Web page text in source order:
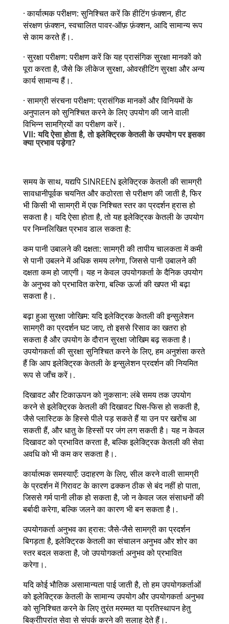
· कार्यात्मक परीक्षण: सुनिश्चित करें कि हीटिंग फ़ंक्शन, हीट
संरक्षण फ़ंक्शन, स्वचालित पावर-ऑफ़ फ़ंक्शन, आदि सामान्य रूप
से काम करते हैं।.
· सुरक्षा परीक्षण: परीक्षण करें कि यह प्रासंगिक सुरक्षा मानकों को
पूरा करता है, जैसे कि लीकेज सुरक्षा, ओवरहीटिंग सुरक्षा और अन्य
कार्य सामान्य हैं।.
· सामग्री संरचना परीक्षण: प्रासंगिक मानकों और विनियमों के
अनुपालन को सुनिश्चित करने के लिए उपयोग की जाने वाली
विभिन्न सामग्रियों का परीक्षण करें।.
Ⅶ: यदि ऐसा होता है, तो इलेक्ट्रिक केतली के उपयोग पर इसका
क्या प्रभाव पड़ेगा?
समय के साथ, यद्यपि SINREEN इलेक्ट्रिक केतली की सामग्री
सावधानीपूर्वक चयनित और कठोरता से परीक्षण की जाती है, फिर
भी किसी भी सामग्री में एक निश्चित स्तर का प्रदर्शन ह्रास हो
सकता है। यदि ऐसा होता है, तो यह इलेक्ट्रिक केतली के उपयोग
पर निम्नलिखित प्रभाव डाल सकता है:
कम पानी उबालने की दक्षता: सामग्री की तापीय चालकता में कमी
से पानी उबलने में अधिक समय लगेगा, जिससे पानी उबालने की
दक्षता कम हो जाएगी। यह न केवल उपयोगकर्ता के दैनिक उपयोग
के अनुभव को प्रभावित करेगा, बल्कि ऊर्जा की खपत भी बढ़ा
सकता है।.
बढ़ा हुआ सुरक्षा जोखिम: यदि इलेक्ट्रिक केतली की इन्सुलेशन
सामग्री का प्रदर्शन घट जाए, तो इससे रिसाव का खतरा हो
सकता है और उपयोग के दौरान सुरक्षा जोखिम बढ़ सकता है।
उपयोगकर्ता की सुरक्षा सुनिश्चित करने के लिए, हम अनुशंसा करते
हैं कि आप इलेक्ट्रिक केतली के इन्सुलेशन प्रदर्शन की नियमित
रूप से जाँच करें।.
दिखावट और टिकाऊपन को नुकसान: लंबे समय तक उपयोग
करने से इलेक्ट्रिक केतली की दिखावट घिस-फिस हो सकती है,
जैसे प्लास्टिक के हिस्से पीले पड़ सकते हैं या उन पर खरोंच आ
सकती हैं, और धातु के हिस्सों पर जंग लग सकती है। यह न केवल
दिखावट को प्रभावित करता है, बल्कि इलेक्ट्रिक केतली की सेवा
अवधि को भी कम कर सकता है।.
कार्यात्मक समस्याएँ: उदाहरण के लिए, सील करने वाली सामग्री
के प्रदर्शन में गिरावट के कारण ढक्कन ठीक से बंद नहीं हो पाता,
जिससे गर्म पानी लीक हो सकता है, जो न केवल जल संसाधनों की
बर्बादी करेगा, बल्कि जलने का कारण भी बन सकता है।.
उपयोगकर्ता अनुभव का ह्रास: जैसे-जैसे सामग्री का प्रदर्शन
बिगड़ता है, इलेक्ट्रिक केतली का संचालन अनुभव और शोर का
स्तर बदल सकता है, जो उपयोगकर्ता अनुभव को प्रभावित
करेगा।.
यदि कोई भौतिक असामान्यता पाई जाती है, तो हम उपयोगकर्ताओं
को इलेक्ट्रिक केतली के सामान्य उपयोग और उपयोगकर्ता अनुभव
को सुनिश्चित करने के लिए तुरंत मरम्मत या प्रतिस्थापन हेतु
बिक्रीोपरांत सेवा से संपर्क करने की सलाह देते हैं।.